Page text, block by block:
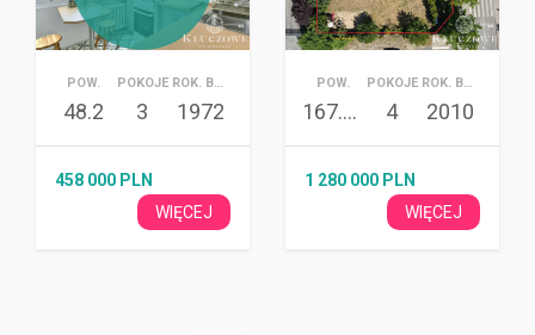
POW.
48.2
POKOJE
3
ROK. BUD.
1972
458 000 PLN
WIĘCEJ
POW.
167.31
POKOJE
4
ROK. BUD.
2010
1 280 000 PLN
WIĘCEJ